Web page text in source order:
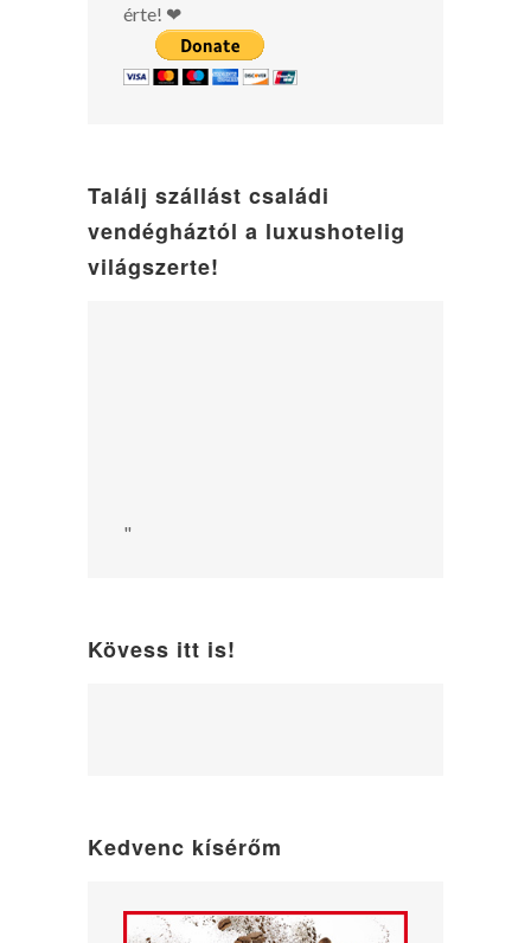
érte! ❤
Találj szállást családi
vendégháztól a luxushotelig
világszerte!
"
Kövess itt is!
Kedvenc kísérőm